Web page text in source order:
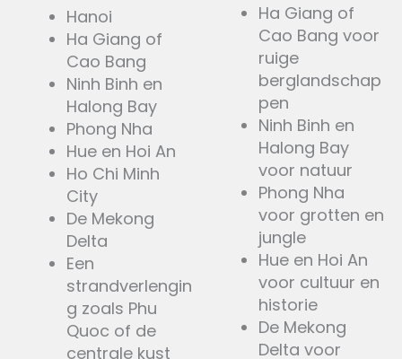
Hanoi
Ha Giang of
Cao Bang
Ninh Binh en
Halong Bay
Phong Nha
Hue en Hoi An
Ho Chi Minh
City
De Mekong
Delta
Een
strandverlengin
g zoals Phu
Quoc of de
centrale kust
Ha Giang of
Cao Bang voor
ruige
berglandschap
pen
Ninh Binh en
Halong Bay
voor natuur
Phong Nha
voor grotten en
jungle
Hue en Hoi An
voor cultuur en
historie
De Mekong
Delta voor